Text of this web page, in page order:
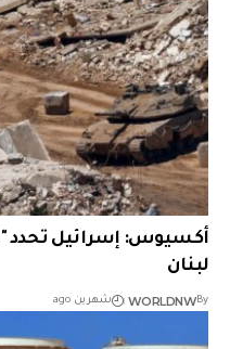
أكسيوس: إسرائيل تحدد
لبنان
By
WORLDNW شهرين ago